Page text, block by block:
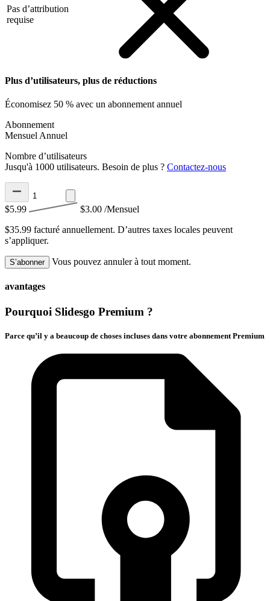
Pas d’attribution
requise
Plus d’utilisateurs, plus de réductions
Économisez 50 % avec un abonnement annuel
Abonnement
Mensuel Annuel
Nombre d’utilisateurs
Jusqu'à 1000 utilisateurs. Besoin de plus ? Contactez-nous
$5.99 $3.00 /Mensuel
$35.99 facturé annuellement. D’autres taxes locales peuvent
s’appliquer.
S’abonner Vous pouvez annuler à tout moment.
avantages
Pourquoi Slidesgo Premium ?
Parce qu’il y a beaucoup de choses incluses dans votre abonnement Premium